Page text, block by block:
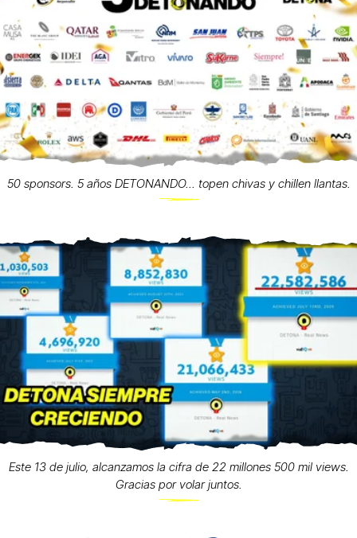
50 sponsors. 5 años DETONANDO... topen chivas y chillen llantas.
Este 13 de julio, alcanzamos la cifra de 22 millones 500 mil views.
Gracias por volar juntos.